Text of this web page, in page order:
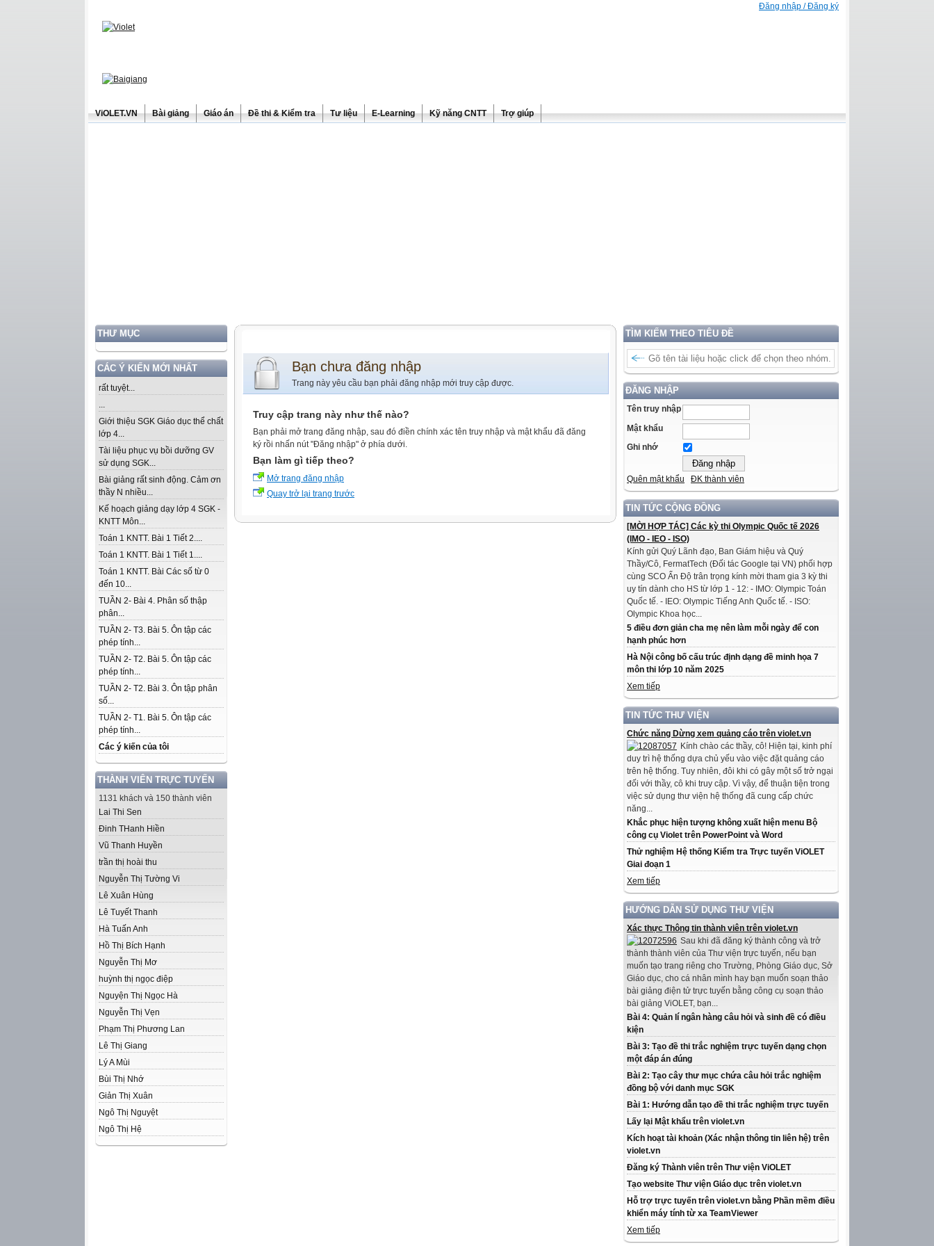
Đăng nhập / Đăng ký
ViOLET.VN Bài giảng Giáo án Đề thi & Kiểm tra Tư liệu E-Learning Kỹ năng CNTT Trợ giúp
THƯ MỤC
CÁC Ý KIẾN MỚI NHẤT
rất tuyệt...
...
Giới thiệu SGK Giáo dục thể chất
lớp 4...
Tài liệu phục vụ bồi dưỡng GV
sử dụng SGK...
Bài giảng rất sinh động. Cảm ơn
thầy N nhiều...
Kế hoạch giảng dạy lớp 4 SGK -
KNTT Môn...
Toán 1 KNTT. Bài 1 Tiết 2....
Toán 1 KNTT. Bài 1 Tiết 1....
Toán 1 KNTT. Bài Các số từ 0
đến 10...
TUẦN 2- Bài 4. Phân số thập
phân...
TUẦN 2- T3. Bài 5. Ôn tập các
phép tính...
TUẦN 2- T2. Bài 5. Ôn tập các
phép tính...
TUẦN 2- T2. Bài 3. Ôn tập phân
số...
TUẦN 2- T1. Bài 5. Ôn tập các
phép tính...
Các ý kiến của tôi
THÀNH VIÊN TRỰC TUYẾN
1131 khách và 150 thành viên
Lai Thi Sen
Đinh THanh Hiền
Vũ Thanh Huyền
trần thị hoài thu
Nguyễn Thị Tường Vi
Lê Xuân Hùng
Lê Tuyết Thanh
Hà Tuấn Anh
Hồ Thị Bích Hạnh
Nguyễn Thị Mơ
huỳnh thị ngọc điệp
Nguyện Thị Ngọc Hà
Nguyễn Thị Vẹn
Phạm Thị Phương Lan
Lê Thị Giang
Lý A Mùi
Bùi Thị Nhớ
Giản Thị Xuân
Ngô Thị Nguyệt
Ngô Thị Hệ
TÌM KIẾM THEO TIÊU ĐỀ
ĐĂNG NHẬP
Tên truy nhập
Mật khẩu
Ghi nhớ
Quên mật khẩu ĐK thành viên
TIN TỨC CỘNG ĐỒNG
[MỜI HỢP TÁC] Các kỳ thi Olympic Quốc tế 2026
(IMO - IEO - ISO)
Kính gửi Quý Lãnh đạo, Ban Giám hiệu và Quý
Thầy/Cô, FermatTech (Đối tác Google tại VN) phối hợp
cùng SCO Ấn Độ trân trọng kính mời tham gia 3 kỳ thi
uy tín dành cho HS từ lớp 1 - 12: - IMO: Olympic Toán
Quốc tế. - IEO: Olympic Tiếng Anh Quốc tế. - ISO:
Olympic Khoa học...
5 điều đơn giản cha mẹ nên làm mỗi ngày để con
hạnh phúc hơn
Hà Nội công bố cấu trúc định dạng đề minh họa 7
môn thi lớp 10 năm 2025
Xem tiếp
TIN TỨC THƯ VIỆN
Chức năng Dừng xem quảng cáo trên violet.vn
Kính chào các thầy, cô! Hiện tại, kinh phí
duy trì hệ thống dựa chủ yếu vào việc đặt quảng cáo
trên hệ thống. Tuy nhiên, đôi khi có gây một số trở ngại
đối với thầy, cô khi truy cập. Vì vậy, để thuận tiện trong
việc sử dụng thư viện hệ thống đã cung cấp chức
năng...
Khắc phục hiện tượng không xuất hiện menu Bộ
công cụ Violet trên PowerPoint và Word
Thử nghiệm Hệ thống Kiểm tra Trực tuyến ViOLET
Giai đoạn 1
Xem tiếp
HƯỚNG DẪN SỬ DỤNG THƯ VIỆN
Xác thực Thông tin thành viên trên violet.vn
Sau khi đã đăng ký thành công và trở
thành thành viên của Thư viện trực tuyến, nếu bạn
muốn tạo trang riêng cho Trường, Phòng Giáo dục, Sở
Giáo dục, cho cá nhân mình hay bạn muốn soạn thảo
bài giảng điện tử trực tuyến bằng công cụ soạn thảo
bài giảng ViOLET, bạn...
Bài 4: Quản lí ngân hàng câu hỏi và sinh đề có điều
kiện
Bài 3: Tạo đề thi trắc nghiệm trực tuyến dạng chọn
một đáp án đúng
Bài 2: Tạo cây thư mục chứa câu hỏi trắc nghiệm
đồng bộ với danh mục SGK
Bài 1: Hướng dẫn tạo đề thi trắc nghiệm trực tuyến
Lấy lại Mật khẩu trên violet.vn
Kích hoạt tài khoản (Xác nhận thông tin liên hệ) trên
violet.vn
Đăng ký Thành viên trên Thư viện ViOLET
Tạo website Thư viện Giáo dục trên violet.vn
Hỗ trợ trực tuyến trên violet.vn bằng Phần mềm điều
khiển máy tính từ xa TeamViewer
Xem tiếp
Bạn chưa đăng nhập
Trang này yêu cầu bạn phải đăng nhập mới truy cập được.
Truy cập trang này như thế nào?
Bạn phải mở trang đăng nhập, sau đó điền chính xác tên truy nhập và mật khẩu đã đăng
ký rồi nhấn nút "Đăng nhập" ở phía dưới.
Bạn làm gì tiếp theo?
Mở trang đăng nhập
Quay trở lại trang trước